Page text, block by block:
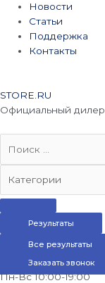
Новости
Статьи
Поддержка
Контакты
STORE.RU
Официальный дилер
Результаты
Все результаты
Заказать звонок
Пн-Вс 10:00-19:00